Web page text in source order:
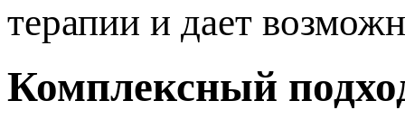
терапии и дает
Комплексный